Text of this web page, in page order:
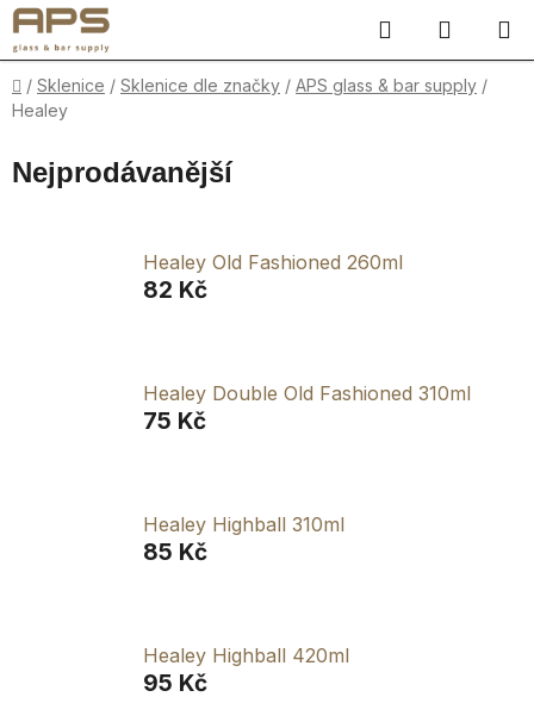
Přejít
na
obsah
Hledat
KOŠÍK
Domů
/ Sklenice / Sklenice dle značky / APS glass & bar supply /
Healey
Nejprodávanější
Healey Old Fashioned 260ml
82 Kč
Healey Double Old Fashioned 310ml
75 Kč
Healey Highball 310ml
85 Kč
Healey Highball 420ml
95 Kč